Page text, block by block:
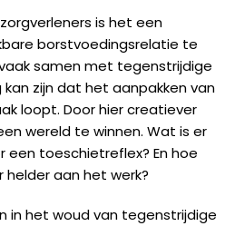
is het een
borstvoedingsrelatie te
samen met tegenstrijdige
zijn dat het aanpakken van
loopt. Door hier creatiever
wereld te winnen. Wat is er
een toeschietreflex? En hoe
helder aan het werk?
in het woud van tegenstrijdige